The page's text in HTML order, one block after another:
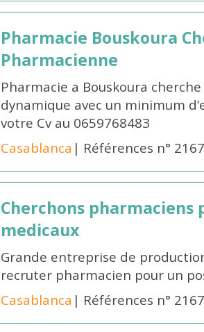
Pharmacie Bouskoura
Pharmacienne
Pharmacie a Bouskoura
dynamique avec un minimum
votre Cv au 0659768483
Casablanca | Références n°
Cherchons
medicaux
Grande entreprise de
recruter pharmacien pour un
Casablanca | Références n°